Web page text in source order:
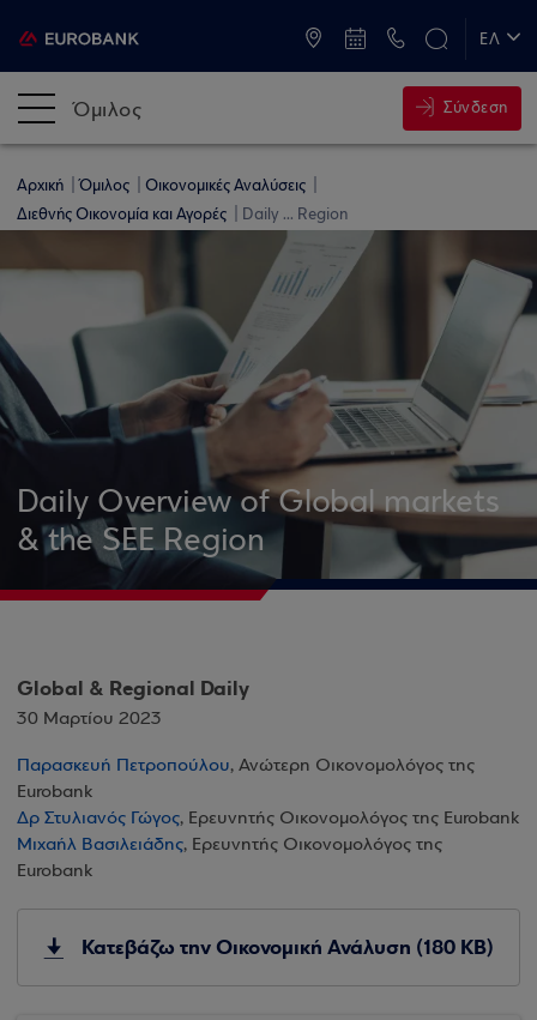
ΕΛ
Όμιλος Σύνδεση
Αρχική Όμιλος
Οικονομικές Αναλύσεις
Διεθνής Οικονομία και Αγορές
Daily ... Region
Daily Overview of Global markets
& the SEE Region
Global & Regional Daily
30 Μαρτίου 2023
Παρασκευή Πετροπούλου, Ανώτερη Οικονομολόγος της
Eurobank
Δρ Στυλιανός Γώγος, Ερευνητής Οικονομολόγος της Eurobank
Μιχαήλ Βασιλειάδης, Ερευνητής Οικονομολόγος της
Eurobank
Κατεβάζω την Οικονομική Ανάλυση (180 KB)